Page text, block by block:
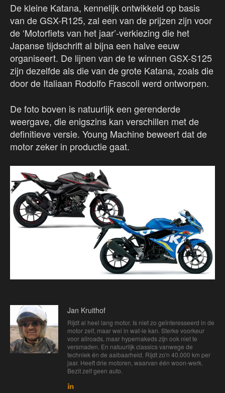
De kleine Katana, kennelijk ontwikkeld op basis
van de GSX-R125, zal een van de prijzen zijn voor
de ‘Motorfiets van het jaar’-verkiezing die het
Japanse tijdschrift al bijna een halve eeuw
organiseert. De lijnen van de te winnen GSX-S125
zijn dezelfde als die van de grote Katana, zoals die
door de Italiaan Rodolfo Frascoli werd ontworpen.
De foto boven is natuurlijk een gerenderde
weergave, die enigszins kan verschillen met de
definitieve versie. Young Machine beweert dat de
motor zeker in productie gaat.
Jan Kruithof
Rijdt al heel lang motor. Is niet zo geïnteresseerd in de
motor zelf, maar wel in wat-ie kan. Sterke voorkeur
voor allroads, maar hypernakeds zijn ook niet te
versmaden. En natuurlijk classics vanwege de
techniek én de aaibaarheid. Rijdt zo'n 40.000 km per
jaar. Heeft drie motoren, waarvan één woon-werk.
Bezit zelf geen auto.